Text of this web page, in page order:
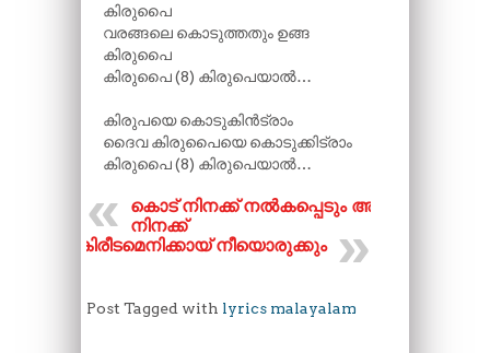
കിരുപൈ
വരങ്ങലെ കൊടുത്തതും ഉങ്ങ
കിരുപൈ
കിരുപൈ (8) കിരുപെയാൽ…
കിരുപയെ കൊടുകിൻട്രാം
ദൈവ കിരുപൈയെ കൊടുക്കിട്രാം
കിരുപൈ (8) കിരുപെയാൽ…
കൊട് നിനക്ക് നൽകപ്പെടും അള
നിനക്ക്
കിരീടമെനിക്കായ് നീയൊരുക്കും
Post Tagged with lyrics malayalam